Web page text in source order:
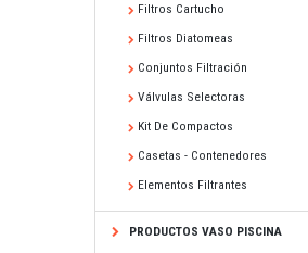
Filtros Cartucho
Filtros Diatomeas
Conjuntos Filtración
Válvulas Selectoras
Kit De Compactos
Casetas - Contenedores
Elementos Filtrantes
PRODUCTOS VASO PISCINA